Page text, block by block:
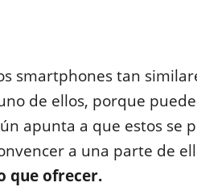
smartphones tan
de ellos, porque
apunta a que estos se
a una parte de
que ofrecer.